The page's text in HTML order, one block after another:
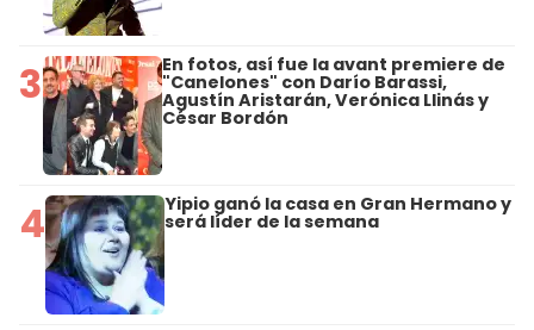
3 En fotos, así fue la avant premiere de
"Canelones" con Darío Barassi,
Agustín Aristarán, Verónica Llinás y
César Bordón
4 Yipio ganó la casa en Gran Hermano y
será líder de la semana